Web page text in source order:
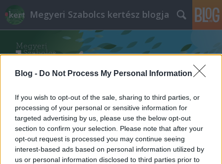
Blog - Do Not Process My Personal Information
If you wish to opt-out of the sale, sharing to third parties, or
processing of your personal or sensitive information for
targeted advertising by us, please use the below opt-out
section to confirm your selection. Please note that after your
opt-out request is processed you may continue seeing
interest-based ads based on personal information utilized by
us or personal information disclosed to third parties prior to
Megyeri Szabolcs kertész blogja
Címkék»őshonos_fajok
Most akkor gyom, vagy sem?
Megyeri Szabolcs• 2015. június 02.